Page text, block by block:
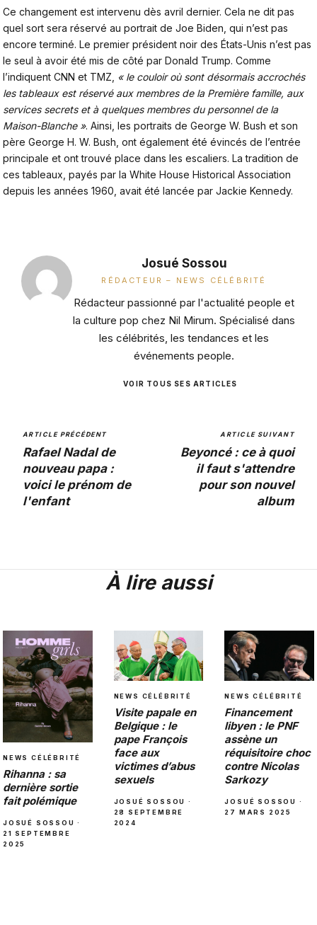
Ce changement est intervenu dès avril dernier. Cela ne dit pas
quel sort sera réservé au portrait de Joe Biden, qui n’est pas
encore terminé. Le premier président noir des États-Unis n’est pas
le seul à avoir été mis de côté par Donald Trump. Comme
l’indiquent CNN et TMZ,
« le couloir où sont désormais accrochés
les tableaux est réservé aux membres de la Première famille, aux
services secrets et à quelques membres du personnel de la
Maison-Blanche ». Ainsi, les portraits de George W. Bush et son
père George H. W. Bush, ont également été évincés de l’entrée
principale et ont trouvé place dans les escaliers. La tradition de
ces tableaux, payés par la White House Historical Association
depuis les années 1960, avait été lancée par Jackie Kennedy.
Josué Sossou
RÉDACTEUR – NEWS CÉLÉBRITÉ
Rédacteur passionné par l'actualité people et
la culture pop chez Nil Mirum. Spécialisé dans
les célébrités, les tendances et les
événements people.
VOIR TOUS SES ARTICLES
ARTICLE PRÉCÉDENT
Rafael Nadal de
nouveau papa :
voici le prénom de
l'enfant
ARTICLE SUIVANT
Beyoncé : ce à quoi
il faut s'attendre
pour son nouvel
album
À lire aussi
NEWS CÉLÉBRITÉ
Rihanna : sa
dernière sortie
fait polémique
JOSUÉ SOSSOU ·
21 SEPTEMBRE
2025
NEWS CÉLÉBRITÉ
Visite papale en
Belgique : le
pape François
face aux
victimes d’abus
sexuels
JOSUÉ SOSSOU ·
28 SEPTEMBRE
2024
NEWS CÉLÉBRITÉ
Financement
libyen : le PNF
assène un
réquisitoire choc
contre Nicolas
Sarkozy
JOSUÉ SOSSOU ·
27 MARS 2025